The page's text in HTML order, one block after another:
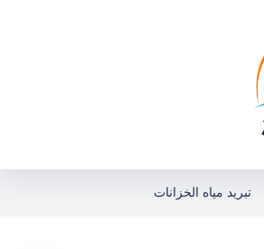
تبريد مياه الخزانات